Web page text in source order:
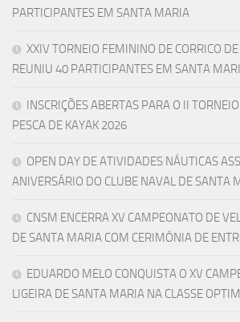
PARTICIPANTES EM SANTA MARIA
XXIV TORNEIO FEMININO DE CORRICO
REUNIU 40 PARTICIPANTES EM SANTA
INSCRIÇÕES ABERTAS PARA O II
PESCA DE KAYAK 2026
OPEN DAY DE ATIVIDADES NÁUTICAS
ANIVERSÁRIO DO CLUBE NAVAL DE SANTA
CNSM ENCERRA XV CAMPEONATO DE
DE SANTA MARIA COM CERIMÓNIA DE
EDUARDO MELO CONQUISTA O XV
LIGEIRA DE SANTA MARIA NA CLASSE